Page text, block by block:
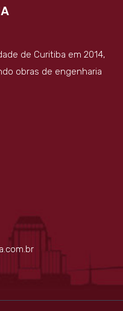
de Curitiba em 2014,
obras de engenharia